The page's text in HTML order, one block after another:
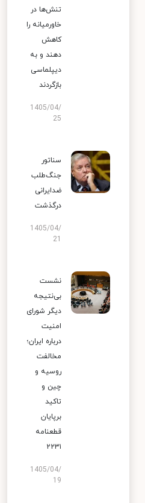
تنش‌ها در
خاورمیانه را
کاهش
دهند و به
دیپلماسی
بازگردند
1405/04/
25
سناتور
جنگ‌طلب
ضدایرانی
درگذشت
1405/04/
نشست
بی‌نتیجه
دیگر شورای
امنیت
درباره ایران؛
مخالفت
روسیه و
چین و
تاکید
برپایان
قطعنامه
۲۲۳۱
1405/04/
19